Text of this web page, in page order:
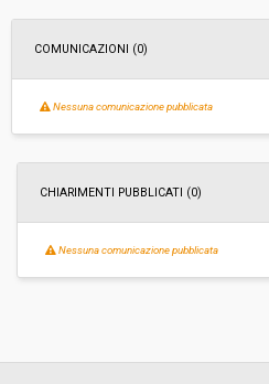
Svolgimento:
Importo (al netto dell’IVA):
ribasso (al netto dell’IVA):
COMUNICAZIONI (0)
Nessuna comunicazione pubblicata
CHIARIMENTI PUBBLICATI (0)
Nessuna comunicazione pubblicata